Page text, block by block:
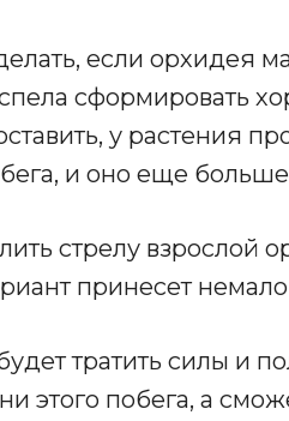
если орхидея
сформировать
у растения
и оно еще больше
стрелу взрослой
принесет
тратить силы и
этого побега, а